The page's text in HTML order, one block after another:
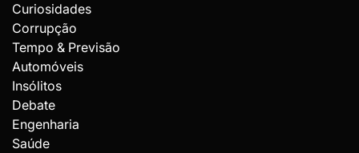
Curiosidades
Corrupção
Tempo & Previsão
Automóveis
Insólitos
Debate
Engenharia
Saúde